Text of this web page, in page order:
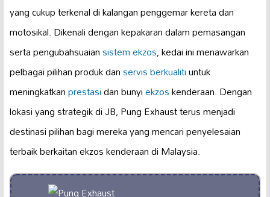
yang cukup terkenal di kalangan penggemar kereta dan
motosikal. Dikenali dengan kepakaran dalam pemasangan
serta pengubahsuaiansistem ekzos, kedai ini menawarkan
pelbagai pilihan produk danservis berkualitiuntuk
meningkatkanprestasidan bunyiekzoskenderaan. Dengan
lokasi yang strategik di JB, Pung Exhaust terus menjadi
destinasi pilihan bagi mereka yang mencari penyelesaian
terbaik berkaitan ekzos kenderaan di Malaysia.